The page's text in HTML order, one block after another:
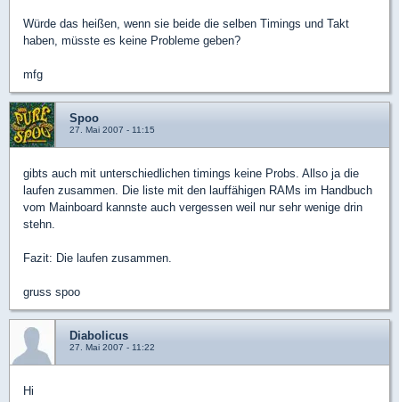
Würde das heißen, wenn sie beide die selben Timings und Takt
haben, müsste es keine Probleme geben?
mfg
Spoo
27. Mai 2007 - 11:15
gibts auch mit unterschiedlichen timings keine Probs. Allso ja die
laufen zusammen. Die liste mit den lauffähigen RAMs im Handbuch
vom Mainboard kannste auch vergessen weil nur sehr wenige drin
stehn.
Fazit: Die laufen zusammen.
gruss spoo
Diabolicus
27. Mai 2007 - 11:22
Hi